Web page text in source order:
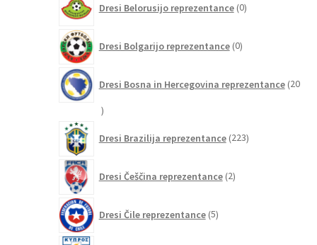
Dresi Belorusijo reprezentance 0izdelkov
Dresi Bolgarijo reprezentance 0izdelkov
Dresi Bosna in Hercegovina reprezentance 20
20
Dresi Brazilija reprezentance 223izdelkov
Dresi Češčina reprezentance 2izdelka
Dresi Čile reprezentance 5izdelkov